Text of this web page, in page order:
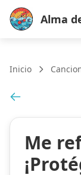
Alma
Inicio
Me